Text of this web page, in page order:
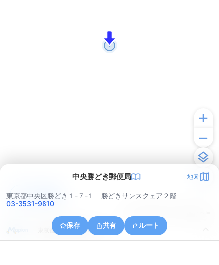
中央勝どき郵便局 地図
東京都中央区勝どき１-７-１ 勝どきサンスクェア２階
03-3531-9810
保存 共有 ルート
東京都中央区晴海５丁目
アプリで見る